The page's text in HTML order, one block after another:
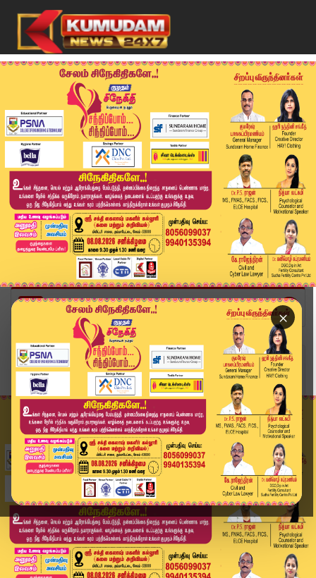
×
Home
வீடியோ ஸ்டோரி
பெரம்பலூரில் நேருக்கு நேர் மோதிய திமுக, விசிகவி...